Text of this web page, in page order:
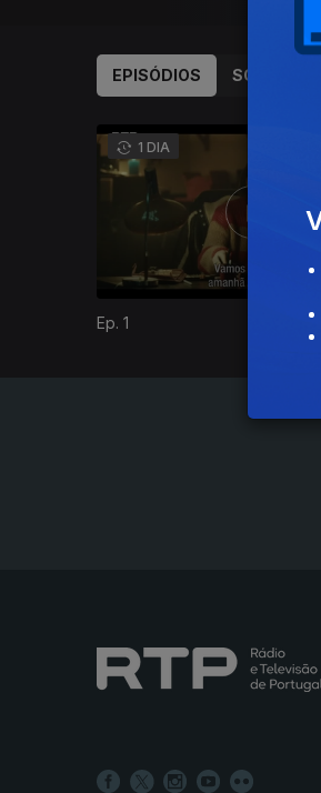
EPISÓDIOS SOBRE
1 DIA
Ep. 1
928645